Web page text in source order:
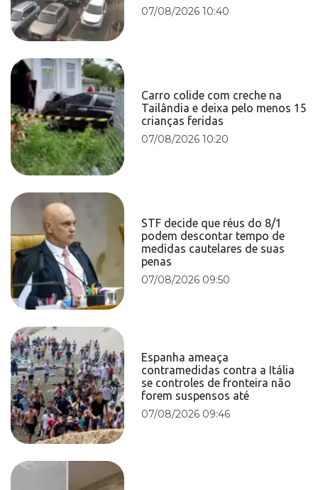
07/08/2026 10:40
Carro colide com creche na
Tailândia e deixa pelo menos 15
crianças feridas
07/08/2026 10:20
STF decide que réus do 8/1
podem descontar tempo de
medidas cautelares de suas
penas
07/08/2026 09:50
Espanha ameaça
contramedidas contra a Itália
se controles de fronteira não
forem suspensos até
07/08/2026 09:46